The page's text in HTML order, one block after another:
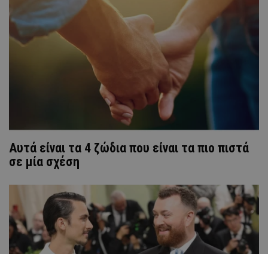
Αυτά είναι τα 4 ζώδια που είναι τα πιο πιστά
σε μία σχέση